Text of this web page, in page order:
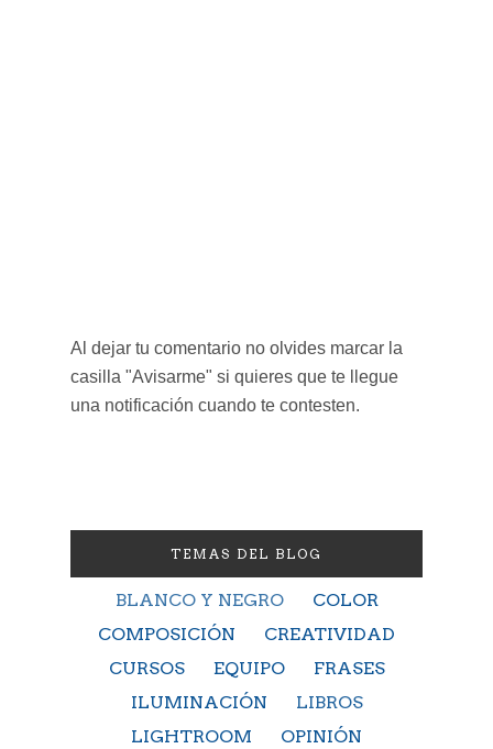
Al dejar tu comentario no olvides marcar la
casilla "Avisarme" si quieres que te llegue
una notificación cuando te contesten.
TEMAS DEL BLOG
BLANCO Y NEGRO
COLOR
COMPOSICIÓN
CREATIVIDAD
CURSOS
EQUIPO
FRASES
ILUMINACIÓN
LIBROS
LIGHTROOM
OPINIÓN